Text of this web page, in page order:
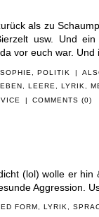
als zu
usw. Und
vor euch war. Und
,POLITIK |
LEERE LYRIK
VICE
| COMMENTS (0)
(lol) wolle er hin
Aggression.
FORM, LYRIK,